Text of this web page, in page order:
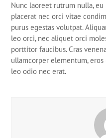
Nunc laoreet rutrum nulla,
placerat nec orci vitae
purus egestas volutpat.
leo orci, nec aliquet orci
porttitor faucibus. Cras
ullamcorper elementum,
leo odio nec erat.